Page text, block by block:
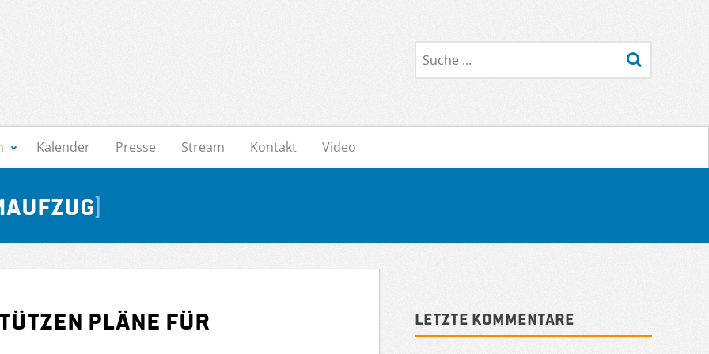
Suche
Kalender Presse Stream Kontakt Video
Pläne für
Letzte Kommentare